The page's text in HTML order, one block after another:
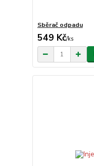
Sběrač odpadu
549 Kč/ks